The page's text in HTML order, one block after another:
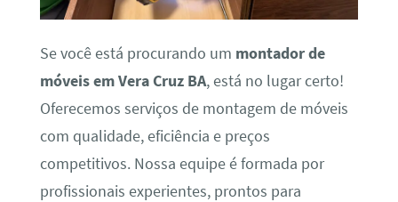
Se você está procurando um montador de
móveis em Vera Cruz BA, está no lugar certo!
Oferecemos serviços de montagem de móveis
com qualidade, eficiência e preços
competitivos. Nossa equipe é formada por
profissionais experientes, prontos para